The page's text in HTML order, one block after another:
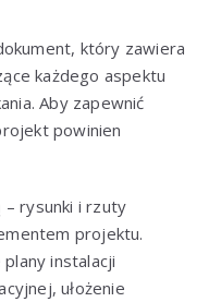
który zawiera
każdego aspektu
Aby zapewnić
powinien
– rysunki i rzuty
projektu.
instalacji
ułożenie